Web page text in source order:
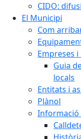
CIDO:
El Municipi
Com
Empreses
Guia
locals
Entitats i
Plànol
Informació